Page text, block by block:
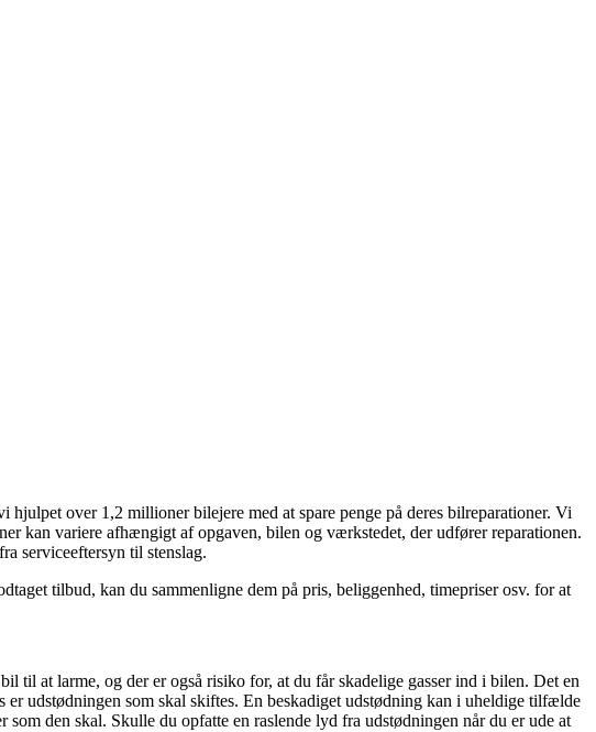
over 1,2 millioner bilejere med at spare penge på deres bilreparationer. Vi
kan variere afhængigt af opgaven, bilen og værkstedet, der udfører reparationen.
serviceeftersyn til stenslag.
tilbud, kan du sammenligne dem på pris, beliggenhed, timepriser osv. for at
at larme, og der er også risiko for, at du får skadelige gasser ind i bilen. Det en
udstødningen som skal skiftes. En beskadiget udstødning kan i uheldige tilfælde
den skal. Skulle du opfatte en raslende lyd fra udstødningen når du er ude at